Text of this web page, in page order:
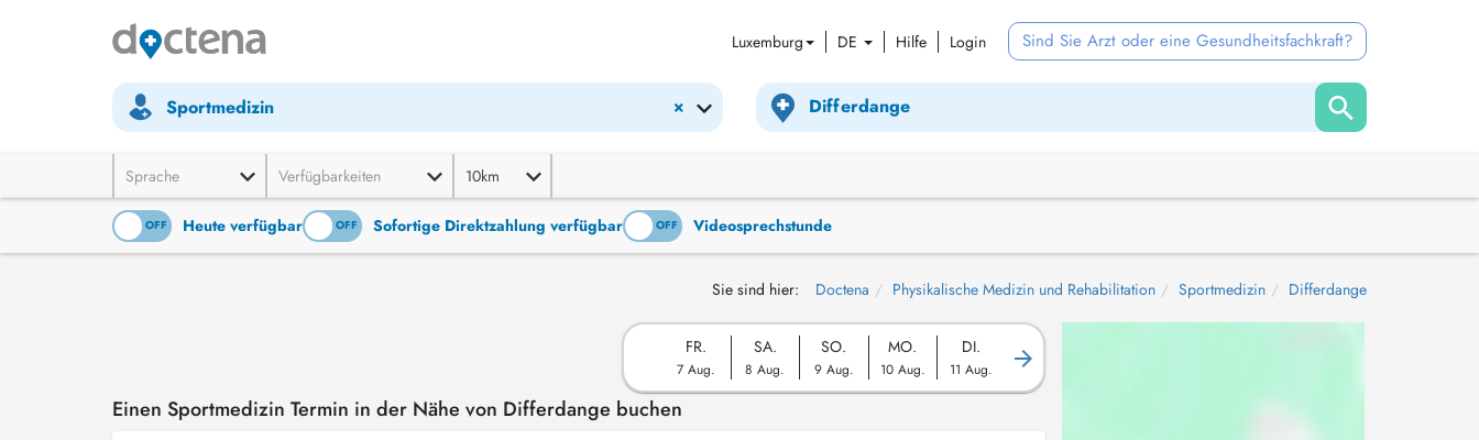
Luxemburg DE Hilfe Login Sind Sie Arzt oder eine Gesundheitsfachkraft?
×
Sportmedizin
Sprache Verfügbarkeiten 10km
OFF Heute verfügbar
ON OFF Sofortige Direktzahlung verfügbar
ON OFF Videosprechstunde
Sie sind hier: Doctena Physikalische Medizin und Rehabilitation Sportmedizin Differdange
FR.
7 Aug.
SA.
8 Aug.
SO.
9 Aug.
MO.
10 Aug.
DI.
11 Aug.
Einen Sportmedizin Termin in der Nähe von Differdange buchen